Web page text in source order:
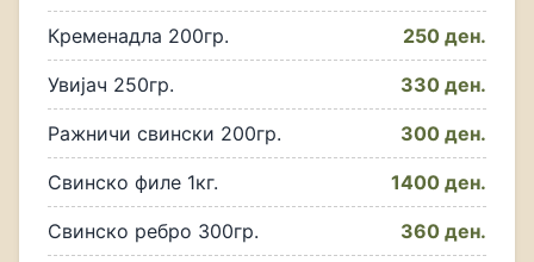
Кременадла 200гр. 250 ден.
Увијач 250гр. 330 ден.
Ражничи свински 200гр. 300 ден.
Свинско филе 1кг. 1400 ден.
Свинско ребро 300гр. 360 ден.